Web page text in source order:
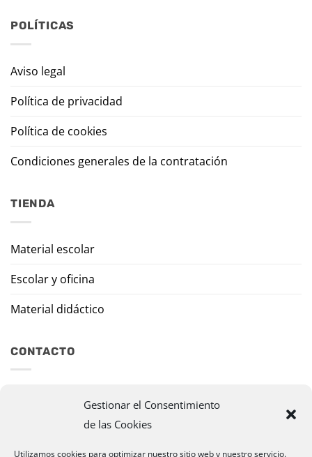
Gestionar el Consentimiento
de las Cookies
Utilizamos cookies para optimizar nuestro sitio web y nuestro servicio.
POLÍTICAS
Aviso legal
Política de privacidad
Política de cookies
Condiciones generales de la contratación
TIENDA
Material escolar
Escolar y oficina
Material didáctico
CONTACTO
murazpi@murazpi.com
948 234 436 – 623 195 518